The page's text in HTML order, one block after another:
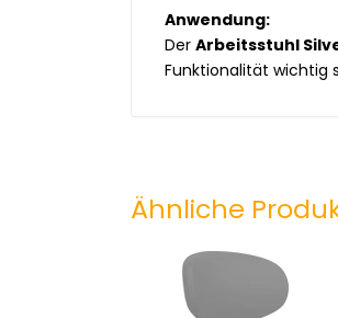
Anwendung:
DerArbeitsstuhl
Funktionalität wichtig
Ähnliche